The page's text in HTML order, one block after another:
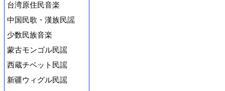
台湾原住民音楽
中国民歌・漢族民謡
少数民族音楽
蒙古モンゴル民謡
西蔵チベット民謡
新疆ウィグル民謡